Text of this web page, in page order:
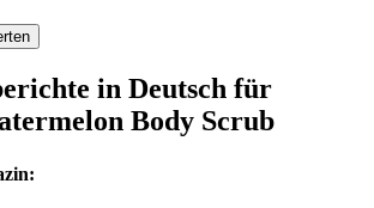
in Deutsch für
Body Scrub